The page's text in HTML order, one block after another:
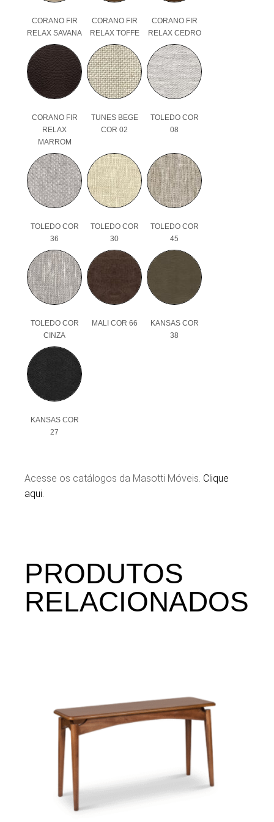
CORANO FIR
RELAX SAVANA
CORANO FIR
RELAX TOFFE
CORANO FIR
RELAX CEDRO
CORANO FIR
RELAX
MARROM
TUNES BEGE
COR 02
TOLEDO COR
08
TOLEDO COR
36
TOLEDO COR
30
TOLEDO COR
45
TOLEDO COR
CINZA
MALI COR 66
KANSAS COR
38
KANSAS COR
27
Acesse os catálogos da Masotti Móveis. Clique
aqui.
PRODUTOS
RELACIONADOS